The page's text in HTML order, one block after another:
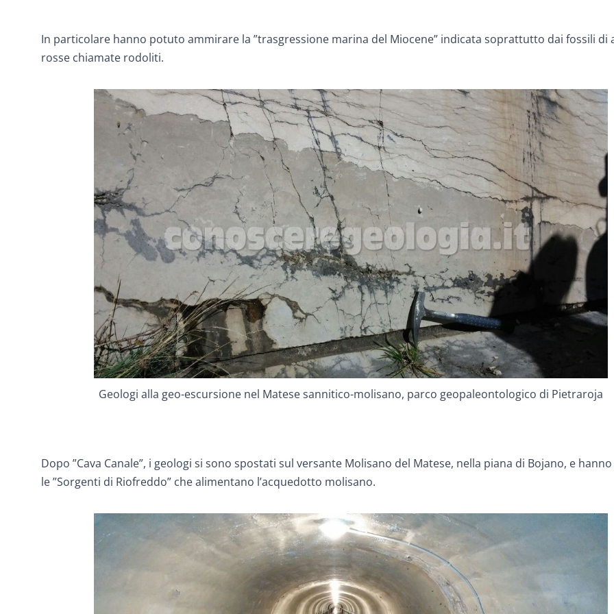
In particolare hanno potuto ammirare la ”trasgressione marina del Miocene” indicata soprattutto dai fossili di
rosse chiamate rodoliti.
Geologi alla geo-escursione nel Matese sannitico-molisano, parco geopaleontologico di Pietraroja
Dopo ”Cava Canale”, i geologi si sono spostati sul versante Molisano del Matese, nella piana di Bojano, e
le ”Sorgenti di Riofreddo” che alimentano l’acquedotto molisano.